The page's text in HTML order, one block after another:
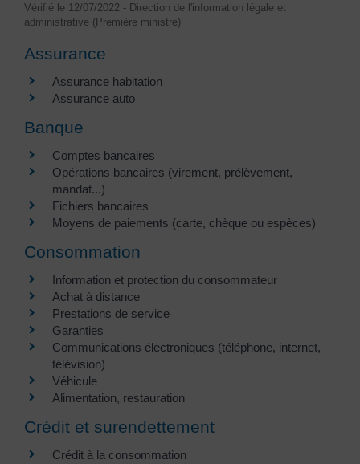
Vérifié le 12/07/2022 - Direction de l'information légale et
administrative (Première ministre)
Assurance
Assurance habitation
Assurance auto
Banque
Comptes bancaires
Opérations bancaires (virement, prélèvement,
mandat...)
Fichiers bancaires
Moyens de paiements (carte, chèque ou espèces)
Consommation
Information et protection du consommateur
Achat à distance
Prestations de service
Garanties
Communications électroniques (téléphone, internet,
télévision)
Véhicule
Alimentation, restauration
Crédit et surendettement
Crédit à la consommation